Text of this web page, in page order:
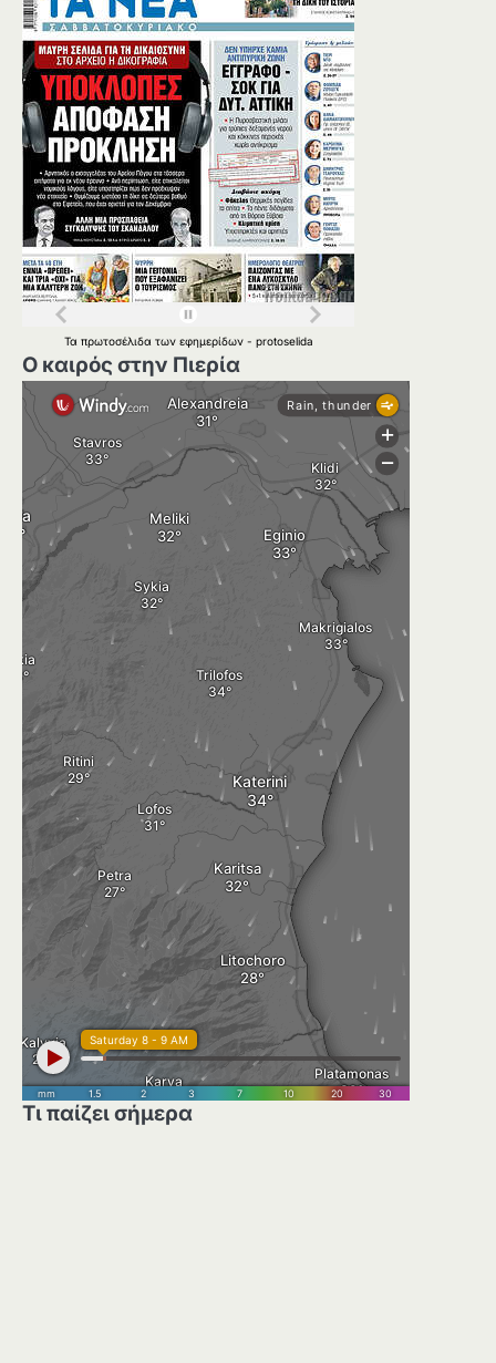
Τα πρωτοσέλιδα των εφημερίδων - protoselida
Ο καιρός στην Πιερία
Τι παίζει σήμερα